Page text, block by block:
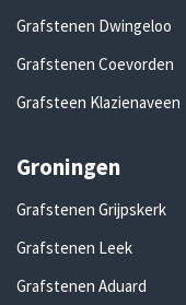
Grafstenen Dwingeloo
Grafstenen Coevorden
Grafsteen Klazienaveen
Groningen
Grafstenen Grijpskerk
Grafstenen Leek
Grafstenen Aduard